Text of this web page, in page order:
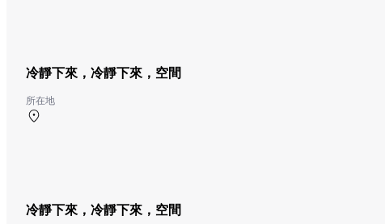
冷靜下來，冷靜下來，空間
所在地
冷靜下來，冷靜下來，空間